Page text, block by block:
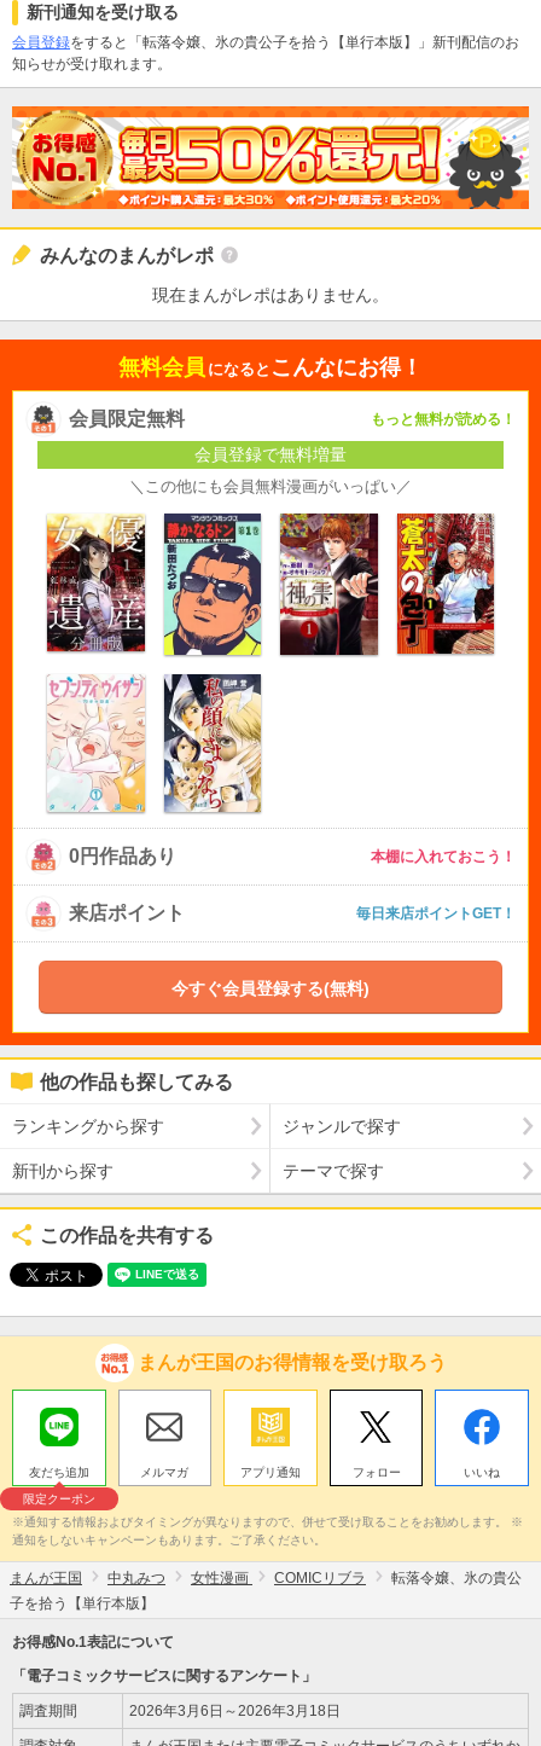
新刊通知を受け取る
会員登録をすると「転落令嬢、氷の貴公子を拾う【単行本版】」新刊配信のお
知らせが受け取れます。
みんなのまんがレポ
現在まんがレポはありません。
無料会員 になると こんなにお得！
会員限定無料 もっと無料が読める！
会員登録で無料増量
＼この他にも会員無料漫画がいっぱい／
0円作品あり 本棚に入れておこう！
来店ポイント 毎日来店ポイントGET！
今すぐ会員登録する(無料)
他の作品も探してみる
ランキングから探す ジャンルで探す
新刊から探す テーマで探す
この作品を共有する
まんが王国のお得情報を受け取ろう
友だち追加
限定クーポン
メルマガ アプリ通知 フォロー いいね
※通知する情報およびタイミングが異なりますので、併せて受け取ることをお勧めします。 ※
通知をしないキャンペーンもあります。ご了承ください。
まんが王国 中丸みつ 女性漫画 COMICリブラ
転落令嬢、氷の貴公
子を拾う【単行本版】
お得感No.1表記について
「電子コミックサービスに関するアンケート」
調査期間 2026年3月6日～2026年3月18日